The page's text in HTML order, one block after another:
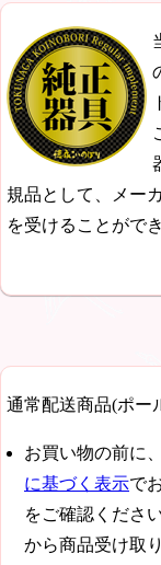
規品として、メー
を受けることがで
通常配送商品(ポー
お買い物の前に、
に基づく表示で
をご確認くださ
から商品受け取